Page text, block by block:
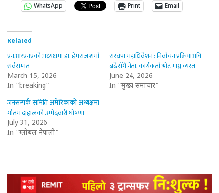
WhatsApp
Print Email
Related
एनआरएनएको अध्यक्षमा डा. हेमराज शर्मा
सर्वसम्मत
March 15, 2026
In "breaking"
रास्वपा महाधिवेशन : निर्वाचन प्रक्रियाअघि
बढेसँगै नेता, कार्यकर्ता भोट माग्न व्यस्त
June 24, 2026
In "मुख्य समाचार"
जनसम्पर्क समिति अमेरिकाको अध्यक्षमा
गौतम दाहालको उम्मेदवारी घोषणा
July 31, 2026
In "ग्लोबल नेपाली"